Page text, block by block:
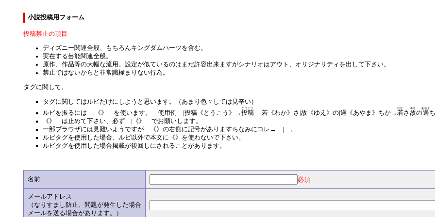
小説投稿用フォーム
投稿禁止の項目
ディズニー関連全般、もちろんキングダムハーツを含む。
実在する芸能関連全般。
原作、作品等の大幅な流用。設定が似ているのはまだ許容出来ますがシナリオはアウト、オリジナリティを出して下さい。
禁止ではないからと非常識極まりない行為。
タグに関して。
タグに関してはルビだけにしようと思います。（あまり色々しては見辛い）
ルビを振るには |《》 を使います。 使用例 |投稿《とうこう》→投稿
とうこう
|若《わか》さ|故《ゆえ》の|過《あやま》ちか→若
わか
さ故
ゆえ
の過
あやま
《》 は止めて下さい、必ず |《》 でお願いします。
一部ブラウザには見難いようですが 《》の右側に記号がありますちなみにコレ→ | 。
ルビタグを使用した場合、ルビ以外で本文に《》を使わないで下さい。
ルビタグを使用した場合掲載が後回しにされることがあります。
名前 必須
メールアドレス
（なりすまし防止、問題が発生した場合
メールを送る場合があります。）